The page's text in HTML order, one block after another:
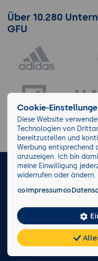
Über 10.280
GFU
Cookie-
Diese Website
Technologien von
bereitzustellen und
Werbung entsprechend
anzuzeigen. Ich bin
meine Einwilligung
widerrufen oder ändern.
Impressum